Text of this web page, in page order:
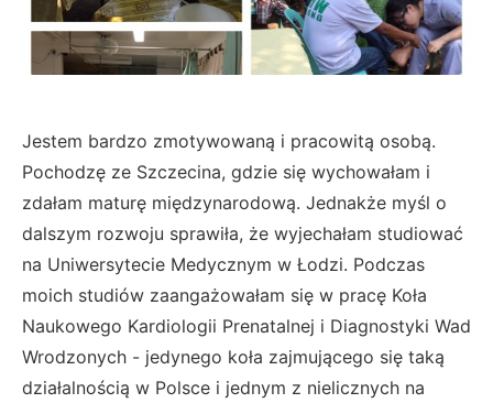
Jestem bardzo zmotywowaną i pracowitą osobą.
Pochodzę ze Szczecina, gdzie się wychowałam i
zdałam maturę międzynarodową. Jednakże myśl o
dalszym rozwoju sprawiła, że wyjechałam studiować
na Uniwersytecie Medycznym w Łodzi. Podczas
moich studiów zaangażowałam się w pracę Koła
Naukowego Kardiologii Prenatalnej i Diagnostyki Wad
Wrodzonych - jedynego koła zajmującego się taką
działalnością w Polsce i jednym z nielicznych na